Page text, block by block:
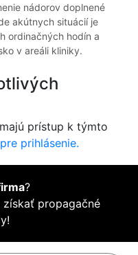
nádorov doplnené
akútnych situácií je
ordinačných hodín a
v areáli kliniky.
prístup k týmto
prihlásenie.
?
získať propagačné